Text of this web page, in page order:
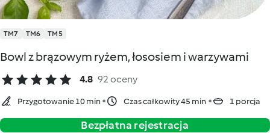
TM7 TM6 TM5
Bowl z brązowym ryżem, łososiem i warzywami
4.8 92 oceny
Przygotowanie 10 min Czas całkowity 45 min 1 porcja
Bezpłatna rejestracja